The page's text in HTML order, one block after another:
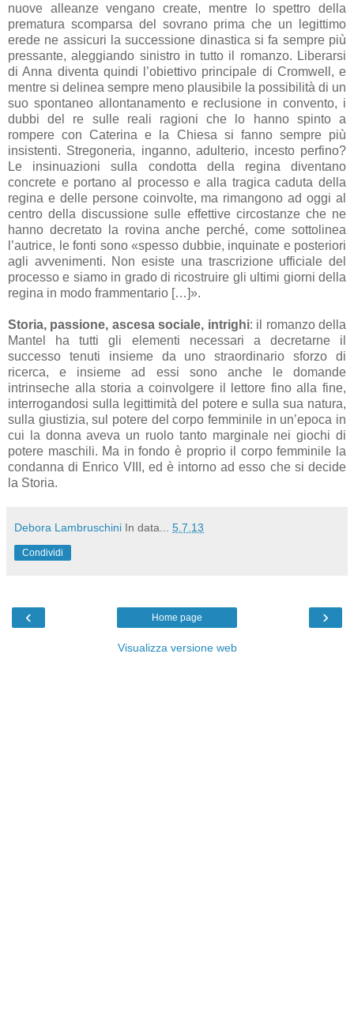
nuove alleanze vengano create, mentre lo spettro della
prematura scomparsa del sovrano prima che un legittimo
erede ne assicuri la successione dinastica si fa sempre più
pressante, aleggiando sinistro in tutto il romanzo. Liberarsi
di Anna diventa quindi l’obiettivo principale di Cromwell, e
mentre si delinea sempre meno plausibile la possibilità di un
suo spontaneo allontanamento e reclusione in convento, i
dubbi del re sulle reali ragioni che lo hanno spinto a
rompere con Caterina e la Chiesa si fanno sempre più
insistenti. Stregoneria, inganno, adulterio, incesto perfino?
Le insinuazioni sulla condotta della regina diventano
concrete e portano al processo e alla tragica caduta della
regina e delle persone coinvolte, ma rimangono ad oggi al
centro della discussione sulle effettive circostanze che ne
hanno decretato la rovina anche perché, come sottolinea
l’autrice, le fonti sono «spesso dubbie, inquinate e posteriori
agli avvenimenti. Non esiste una trascrizione ufficiale del
processo e siamo in grado di ricostruire gli ultimi giorni della
regina in modo frammentario […]».
Storia, passione, ascesa sociale, intrighi: il romanzo della
Mantel ha tutti gli elementi necessari a decretarne il
successo tenuti insieme da uno straordinario sforzo di
ricerca, e insieme ad essi sono anche le domande
intrinseche alla storia a coinvolgere il lettore fino alla fine,
interrogandosi sulla legittimità del potere e sulla sua natura,
sulla giustizia, sul potere del corpo femminile in un’epoca in
cui la donna aveva un ruolo tanto marginale nei giochi di
potere maschili. Ma in fondo è proprio il corpo femminile la
condanna di Enrico VIII, ed è intorno ad esso che si decide
la Storia.
Debora Lambruschini In data... 5.7.13
Condividi
‹ ›
Home page
Visualizza versione web